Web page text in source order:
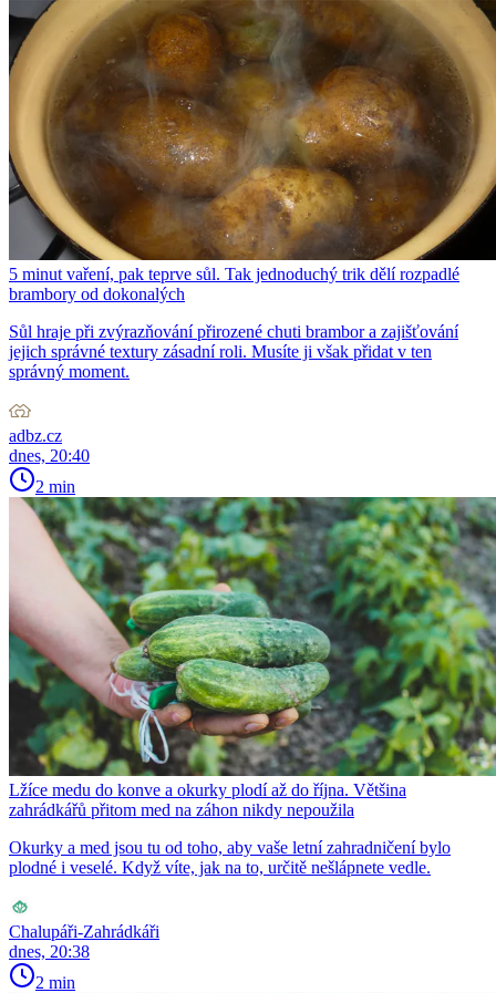
5 minut vaření, pak teprve sůl. Tak jednoduchý trik dělí rozpadlé
brambory od dokonalých
Sůl hraje při zvýrazňování přirozené chuti brambor a zajišťování
jejich správné textury zásadní roli. Musíte ji však přidat v ten
správný moment.
adbz.cz
dnes, 20:40
2 min
Lžíce medu do konve a okurky plodí až do října. Většina
zahrádkářů přitom med na záhon nikdy nepoužila
Okurky a med jsou tu od toho, aby vaše letní zahradničení bylo
plodné i veselé. Když víte, jak na to, určitě nešlápnete vedle.
Chalupáři-Zahrádkáři
dnes, 20:38
2 min